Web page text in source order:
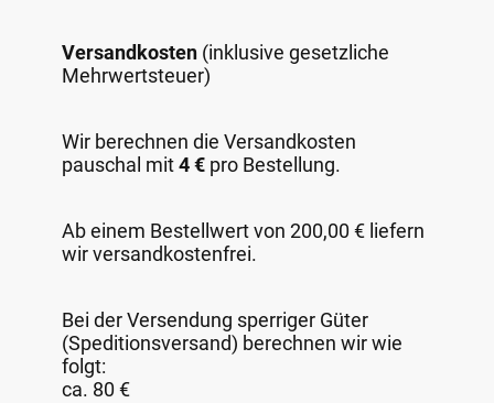
Versandkosten (inklusive gesetzliche
Mehrwertsteuer)
Wir berechnen die Versandkosten
pauschal mit4 € pro Bestellung.
Ab einem Bestellwert von 200,00 € liefern
wir versandkostenfrei.
Bei der Versendung sperriger Güter
(Speditionsversand) berechnen wir wie
folgt:
ca. 80 €